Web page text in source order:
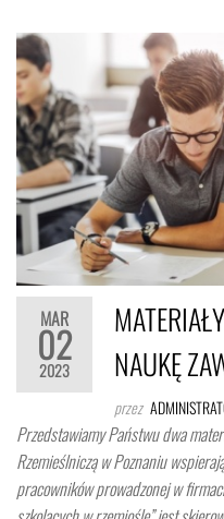
MAR
02
2023
NAUKĘ
przez
Przedstawiamy Państwu dwa
Rzemieślniczą w Poznaniu
pracowników prowadzonej w